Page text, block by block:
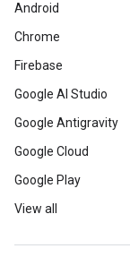
Android
Chrome
Firebase
Google AI Studio
Google Antigravity
Google Cloud
Google Play
View all